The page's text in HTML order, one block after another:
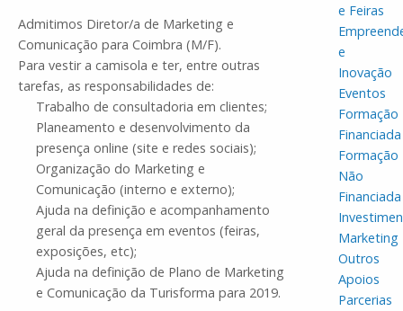
Admitimos Diretor/a de Marketing e
Comunicação para Coimbra (M/F).
Para vestir a camisola e ter, entre outras
tarefas, as responsabilidades de:
Trabalho de consultadoria em clientes;
Planeamento e desenvolvimento da
presença online (site e redes sociais);
Organização do Marketing e
Comunicação (interno e externo);
Ajuda na definição e acompanhamento
geral da presença em eventos (feiras,
exposições, etc);
Ajuda na definição de Plano de Marketing
e Comunicação da Turisforma para 2019.
e Feiras
e
Inovação
Eventos
Formação
Financiada
Formação
Não
Financiada
Marketing
Outros
Apoios
Parcerias